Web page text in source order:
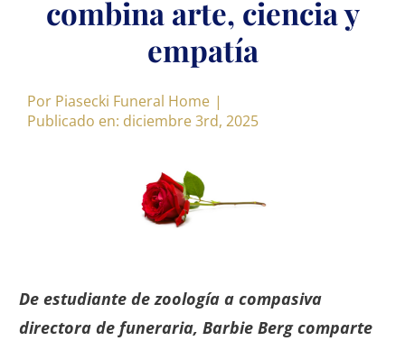
combina arte, ciencia y
empatía
Por Piasecki Funeral Home |
Publicado en: diciembre 3rd, 2025
De estudiante de zoología a compasiva
directora de funeraria, Barbie Berg comparte